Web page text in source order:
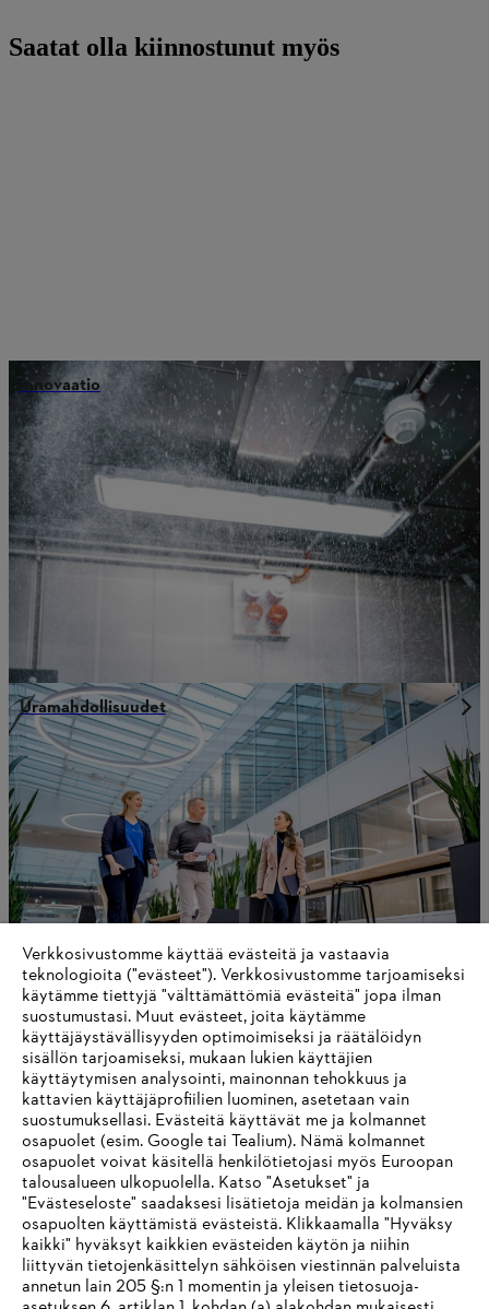
Saatat olla kiinnostunut myös
innovaatio
Uramahdollisuudet
Yrityshallinto ja organisaatio
Tietoa toimittajille
Tuotteet
Yhteystiedot
Ura
Ilmiantajajärjestelmä
Verkkosivustomme käyttää evästeitä ja vastaavia
teknologioita ("evästeet"). Verkkosivustomme tarjoamiseksi
käytämme tiettyjä "välttämättömiä evästeitä" jopa ilman
suostumustasi. Muut evästeet, joita käytämme
käyttäjäystävällisyyden optimoimiseksi ja räätälöidyn
sisällön tarjoamiseksi, mukaan lukien käyttäjien
käyttäytymisen analysointi, mainonnan tehokkuus ja
kattavien käyttäjäprofiilien luominen, asetetaan vain
suostumuksellasi. Evästeitä käyttävät me ja kolmannet
osapuolet (esim. Google tai Tealium). Nämä kolmannet
osapuolet voivat käsitellä henkilötietojasi myös Euroopan
talousalueen ulkopuolella. Katso "Asetukset" ja
"Evästeseloste" saadaksesi lisätietoja meidän ja kolmansien
osapuolten käyttämistä evästeistä. Klikkaamalla "Hyväksy
kaikki" hyväksyt kaikkien evästeiden käytön ja niihin
liittyvän tietojenkäsittelyn sähköisen viestinnän palveluista
annetun lain 205 §:n 1 momentin ja yleisen tietosuoja-